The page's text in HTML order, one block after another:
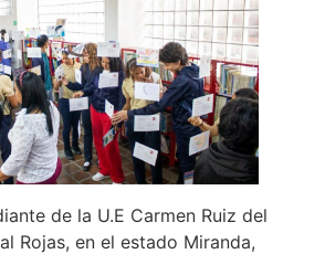
de la U.E Carmen Ruiz del
Rojas, en el estado Miranda,